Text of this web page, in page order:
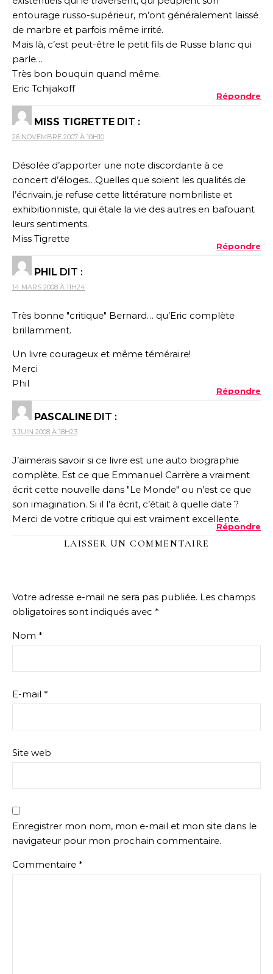
entourage russo-supérieur, m’ont généralement laissé
de marbre et parfois même irrité.
Mais là, c’est peut-être le petit fils de Russe blanc qui
parle…
Très bon bouquin quand même.
Eric Tchijakoff
Répondre
MISS TIGRETTE DIT :
26 NOVEMBRE 2007 À 10H10
Désolée d’apporter une note discordante à ce
concert d’éloges…Quelles que soient les qualités de
l’écrivain, je refuse cette littérature nombriliste et
exhibitionniste, qui étale la vie des autres en bafouant
leurs sentiments.
Miss Tigrette
Répondre
PHIL DIT :
14 MARS 2008 À 11H24
Très bonne "critique" Bernard… qu’Eric complète
brillamment.
Un livre courageux et même téméraire!
Merci
Phil
Répondre
PASCALINE DIT :
3 JUIN 2008 À 18H23
J’aimerais savoir si ce livre est une auto biographie
complète. Est ce que Emmanuel Carrère a vraiment
écrit cette nouvelle dans "Le Monde" ou n’est ce que
son imagination. Si il l’a écrit, c’était à quelle date ?
Merci de votre critique qui est vraiment excellente.
Répondre
LAISSER UN COMMENTAIRE
Votre adresse e-mail ne sera pas publiée. Les champs
obligatoires sont indiqués avec *
Nom *
E-mail *
Site web
Enregistrer mon nom, mon e-mail et mon site dans le
navigateur pour mon prochain commentaire.
Commentaire *